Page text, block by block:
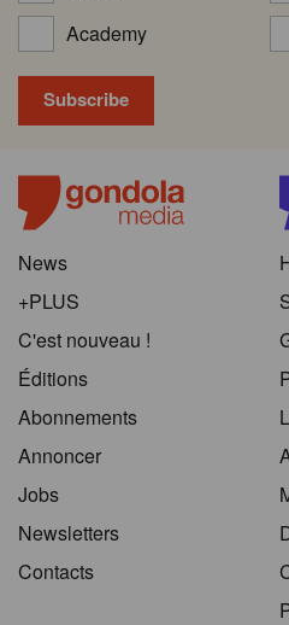
Academy
News
+PLUS
C'est nouveau !
Éditions
Abonnements
Annoncer
Jobs
Newsletters
Contacts